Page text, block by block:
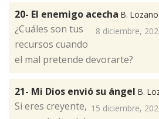
20- El enemigo acecha B. Lozano
8 diciembre,
¿Cuáles son tus
recursos cuando
el mal pretende devorarte?
21- Mi Dios envió su ángel B.
15 diciembre,
Si eres creyente,